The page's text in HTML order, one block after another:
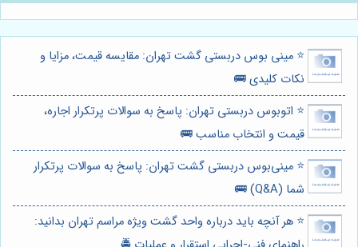
⭐️ مینی بوس دربستی گشت تهران: مقایسه قیمت، مزایا و
نکات کلیدی 🚌
⭐️ اتوبوس دربستی تهران: پاسخ به سوالات پرتکرار اجاره،
قیمت و انتخاب مناسب 🚌
⭐️ مینی‌بوس دربستی گشت تهران: پاسخ به سوالات پرتکرار
شما (Q&A) 🚌
⭐️ هر آنچه باید درباره واحد گشت ویژه مراسم تهران بدانید: